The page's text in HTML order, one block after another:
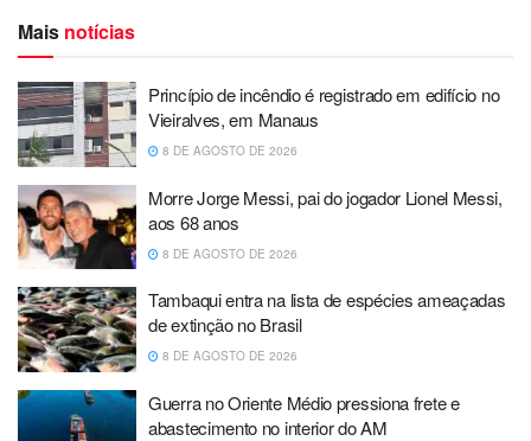
Mais notícias
Princípio de incêndio é registrado em edifício no
Vieiralves, em Manaus
8 DE AGOSTO DE 2026
Morre Jorge Messi, pai do jogador Lionel Messi,
aos 68 anos
8 DE AGOSTO DE 2026
Tambaqui entra na lista de espécies ameaçadas
de extinção no Brasil
8 DE AGOSTO DE 2026
Guerra no Oriente Médio pressiona frete e
abastecimento no interior do AM